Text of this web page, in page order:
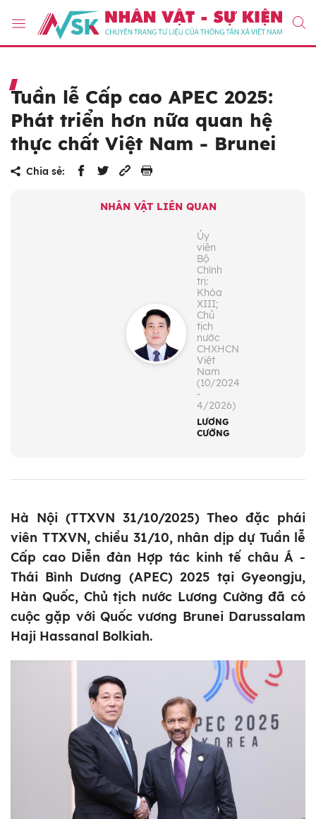
Tuần lễ Cấp cao APEC 2025:
Phát triển hơn nữa quan hệ
thực chất Việt Nam - Brunei
Chia sẻ:
NHÂN VẬT LIÊN QUAN
Ủy
viên
Bộ
Chính
trị:
Khóa
XIII;
Chủ
tịch
nước
CHXHCN
Việt
Nam
(10/2024
-
4/2026)
LƯƠNG
CƯỜNG
Hà Nội (TTXVN 31/10/2025) Theo đặc phái
viên TTXVN, chiều 31/10, nhân dịp dự Tuần lễ
Cấp cao Diễn đàn Hợp tác kinh tế châu Á -
Thái Bình Dương (APEC) 2025 tại Gyeongju,
Hàn Quốc, Chủ tịch nước Lương Cường đã có
cuộc gặp với Quốc vương Brunei Darussalam
Haji Hassanal Bolkiah.